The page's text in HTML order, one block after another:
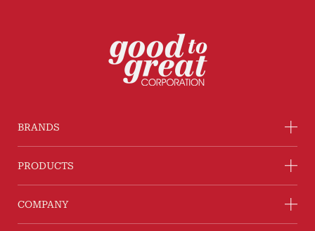
BRANDS
PRODUCTS
COMPANY